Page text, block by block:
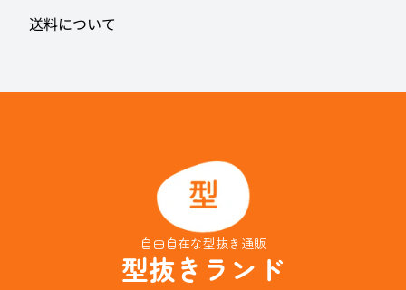
送料について
自由自在な型抜き通販
型抜きランド